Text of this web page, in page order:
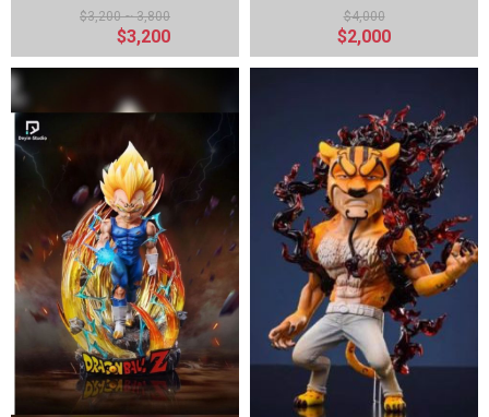
$3,200 ~ 3,800
$3,200
$4,000
$2,000